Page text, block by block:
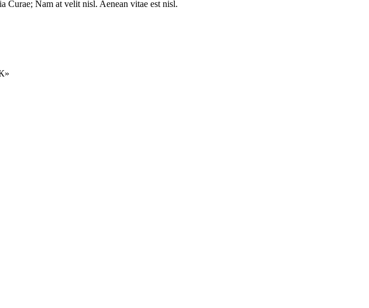
Curae; Nam at velit nisl. Aenean vitae est nisl.